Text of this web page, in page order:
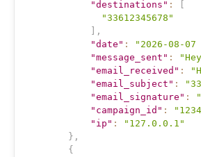
"destinations" :
"33612345678"
,
"date" : "2026-08-
"message_sent" :
"email_received" :
"email_subject" :
"email_signature" :
"campaign_id" :
"ip" :
"127.0.0.1"
} ,
{